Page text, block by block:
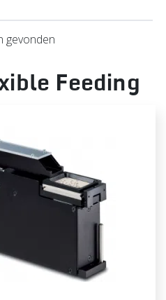
gevonden
Feeding